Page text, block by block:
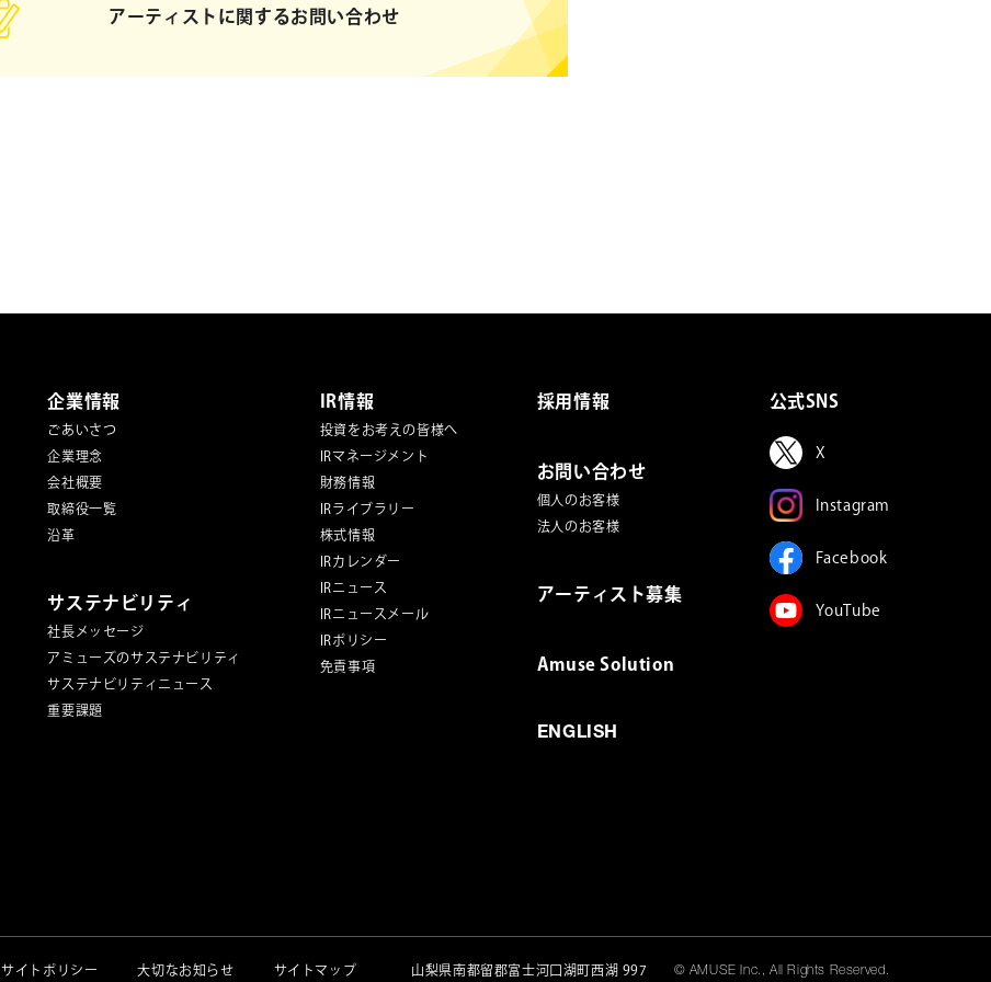
アーティストに関するお問い合わせ
公式SNS
X
Instagram
Facebook
YouTube
企業情報
ごあいさつ
企業理念
会社概要
取締役一覧
沿革
サステナビリティ
社長メッセージ
アミューズのサステナビリティ
サステナビリティニュース
重要課題
IR情報
投資をお考えの皆様へ
IRマネージメント
財務情報
IRライブラリー
株式情報
IRカレンダー
IRニュース
IRニュースメール
IRポリシー
免責事項
採用情報
お問い合わせ
個人のお客様
法人のお客様
アーティスト募集
Amuse Solution
ENGLISH
サイトポリシー 大切なお知らせ サイトマップ 山梨県南都留郡富士河口湖町西湖 997 © AMUSE Inc., All Rights Reserved.